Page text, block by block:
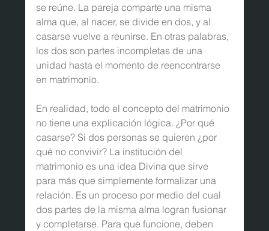
se reúne. La pareja comparte una misma
alma que, al nacer, se divide en dos, y al
casarse vuelve a reunirse. En otras palabras,
los dos son partes incompletas de una
unidad hasta el momento de reencontrarse
en matrimonio.
En realidad, todo el concepto del matrimonio
no tiene una explicación lógica. ¿Por qué
casarse? Si dos personas se quieren ¿por
qué no convivir? La institución del
matrimonio es una idea Divina que sirve
para más que simplemente formalizar una
relación. Es un proceso por medio del cual
dos partes de la misma alma logran fusionar
y completarse. Para que funcione, deben